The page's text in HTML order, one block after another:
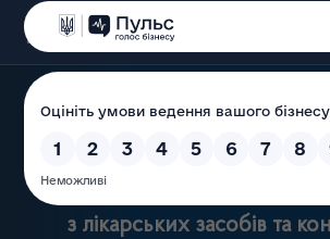
Державна служба
з лікарських засобів та